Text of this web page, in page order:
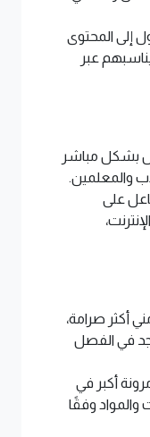
إلى المحتوى
عبر
بشكل مباشر
والمعلمين.
على
أكثر صرامة،
في الفصل
أكبر في
والمواد وفقًا